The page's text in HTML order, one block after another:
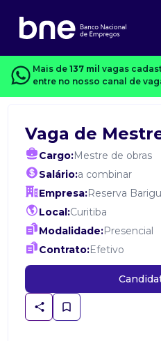
Mais de 137 mil vagas
entre no nosso canal de
Vaga de
Cargo:Mestre de obras
Salário:a combinar
Empresa:Reserva
Local:Curitiba
Modalidade:Presencial
Contrato:Efetivo